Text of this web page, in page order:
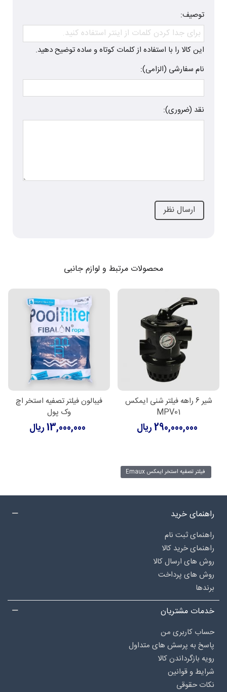
توصیف:
این کالا را با استفاده از کلمات کوتاه و ساده توضیح دهید.
نام سفارشی (الزامی):
نقد (ضروری):
محصولات مرتبط و لوازم جانبی
شیر 6 راهه فیلتر شنی ایمکس
MPV01
290,000,000 ریال
فیبالون فیلتر تصفیه استخر اچ
وک پول
13,000,000 ریال
فیلتر تصفیه استخر ایمکس Emaux
راهنمای خرید
راهنمای ثبت نام
راهنمای خرید کالا
روش های ارسال کالا
روش های پرداخت
برندها
خدمات مشتریان
حساب کاربری من
پاسخ به پرسش های متداول
رویه بازگرداندن کالا
شرایط و قوانین
نکات حقوقی